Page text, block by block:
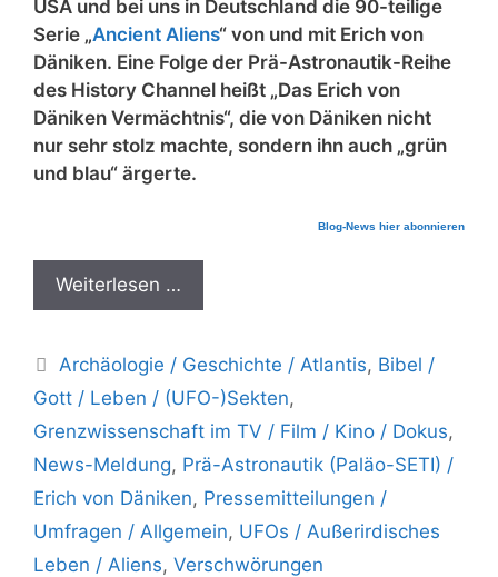
USA und bei uns in Deutschland die 90-teilige
Serie „Ancient Aliens“ von und mit Erich von
Däniken. Eine Folge der Prä-Astronautik-Reihe
des History Channel heißt „Das Erich von
Däniken Vermächtnis“, die von Däniken nicht
nur sehr stolz machte, sondern ihn auch „grün
und blau“ ärgerte.
Blog-News hier abonnieren
Weiterlesen …
Kategorien
Archäologie / Geschichte / Atlantis, Bibel /
Gott / Leben / (UFO-)Sekten,
Grenzwissenschaft im TV / Film / Kino / Dokus,
News-Meldung, Prä-Astronautik (Paläo-SETI) /
Erich von Däniken, Pressemitteilungen /
Umfragen / Allgemein, UFOs / Außerirdisches
Leben / Aliens, Verschwörungen